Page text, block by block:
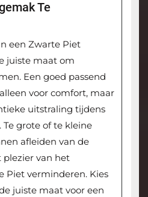
Te
een Zwarte Piet
juiste maat om
Een goed passend
voor comfort, maar
uitstraling tijdens
Te grote of te kleine
afleiden van de
plezier van het
Piet verminderen. Kies
juiste maat voor een